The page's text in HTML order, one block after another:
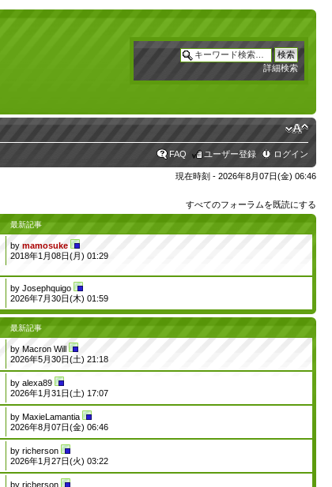
詳細検索
FAQ ユーザー登録 ログイン
現在時刻 - 2026年8月07日(金) 06:46
すべてのフォーラムを既読にする
最新記事
bymamosuke
2018年1月08日(月) 01:29
byJosephquigo
2026年7月30日(木) 01:59
最新記事
byMacron Will
2026年5月30日(土) 21:18
byalexa89
2026年1月31日(土) 17:07
byMaxieLamantia
2026年8月07日(金) 06:46
byricherson
2026年1月27日(火) 03:22
byricherson